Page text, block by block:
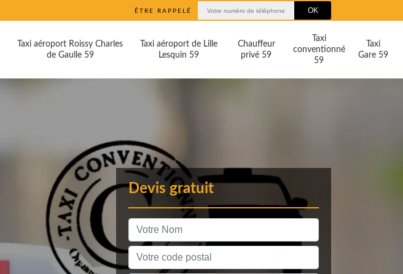
ÊTRE RAPPELÉ
Taxi aéroport Roissy Charles
de Gaulle 59
Taxi aéroport de Lille
Lesquin 59
Chauffeur
privé 59
Taxi
conventionné
59
Taxi
Gare 59
Devis gratuit